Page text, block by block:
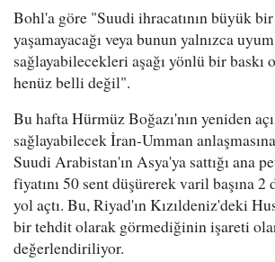
Bohl'a göre "Suudi ihracatının büyük bir
yaşamayacağı veya bunun yalnızca uyum
sağlayabilecekleri aşağı yönlü bir baskı
henüz belli değil".
Bu hafta Hürmüz Boğazı'nın yeniden
sağlayabilecek İran-Umman
Suudi Arabistan'ın Asya'ya sattığı ana
fiyatını 50 sent düşürerek varil başına
yol açtı. Bu, Riyad'ın Kızıldeniz'deki
bir tehdit olarak görmediğinin işareti
değerlendiriliyor.